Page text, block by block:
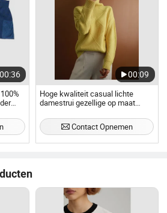
00:36 00:09
Hoge kwaliteit casual lichte
damestrui gezellige op maat
Contact Opnemen